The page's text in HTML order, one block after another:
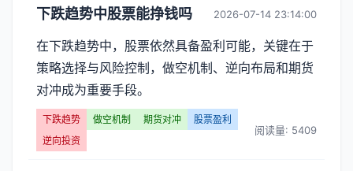
文
章
列
表
下跌趋势中股票能挣钱吗 2026-07-14 23:14:00
在下跌趋势中，股票依然具备盈利可能，关键在于
策略选择与风险控制，做空机制、逆向布局和期货
对冲成为重要手段。
下跌趋势 做空机制 期货对冲
股票盈利
逆向投资
阅读量: 5409